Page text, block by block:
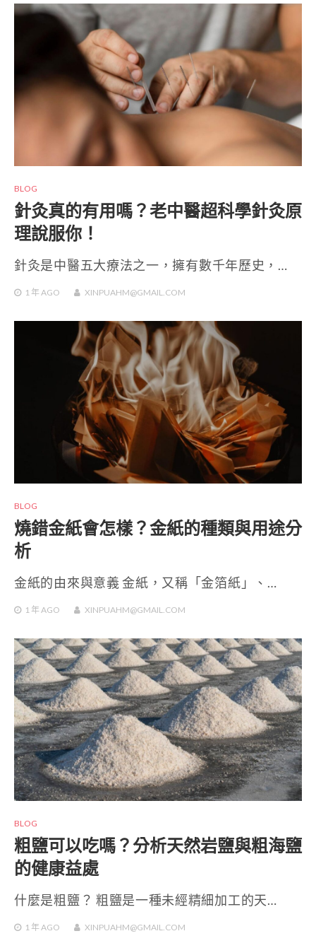
BLOG
針灸真的有用嗎？老中醫超科學針灸原
理說服你！
針灸是中醫五大療法之一，擁有數千年歷史，…
1 年AGO XINPUAHM@GMAIL.COM
BLOG
燒錯金紙會怎樣？金紙的種類與用途分
析
金紙的由來與意義 金紙，又稱「金箔紙」、…
1 年AGO XINPUAHM@GMAIL.COM
BLOG
粗鹽可以吃嗎？分析天然岩鹽與粗海鹽
的健康益處
什麼是粗鹽？ 粗鹽是一種未經精細加工的天…
1 年AGO XINPUAHM@GMAIL.COM